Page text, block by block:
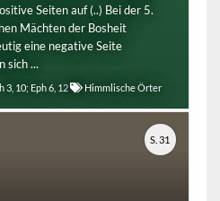
Seiten auf (..) Bei der 5.
Mächten der Bosheit
eine negative Seite
sich ...
3, 10; Eph 6, 12 Himmlische Örter
S. 31